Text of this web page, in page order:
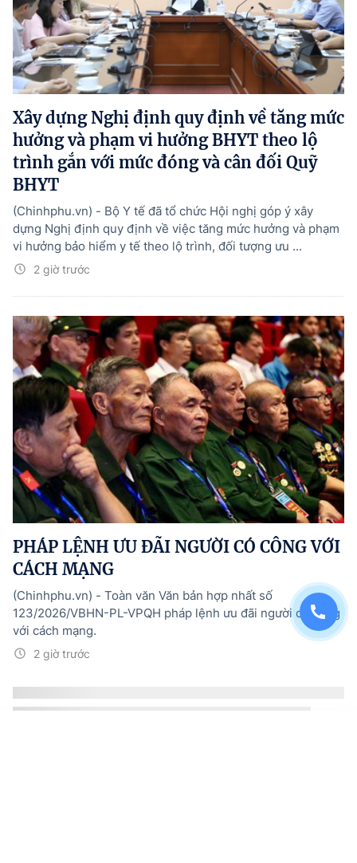
Xây dựng Nghị định quy định về tăng mức
hưởng và phạm vi hưởng BHYT theo lộ
trình gắn với mức đóng và cân đối Quỹ
BHYT
2 giờ trước
(Chinhphu.vn) - Bộ Y tế đã tổ chức Hội nghị góp ý xây
dựng Nghị định quy định về việc tăng mức hưởng và phạm
vi hưởng bảo hiểm y tế theo lộ trình, đối tượng ưu ...
PHÁP LỆNH ƯU ĐÃI NGƯỜI CÓ CÔNG VỚI
CÁCH MẠNG
2 giờ trước
(Chinhphu.vn) - Toàn văn Văn bản hợp nhất số
123/2026/VBHN-PL-VPQH pháp lệnh ưu đãi người có công
với cách mạng.